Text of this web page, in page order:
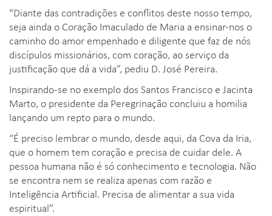
"Diante das contradições e conflitos deste nosso tempo,
seja ainda o Coração Imaculado de Maria a ensinar-nos o
caminho do amor empenhado e diligente que faz de nós
discípulos missionários, com coração, ao serviço da
justificação que dá a vida”, pediu D. José Pereira.
Inspirando-se no exemplo dos Santos Francisco e Jacinta
Marto, o presidente da Peregrinação concluiu a homilia
lançando um repto para o mundo.
“É preciso lembrar o mundo, desde aqui, da Cova da Iria,
que o homem tem coração e precisa de cuidar dele. A
pessoa humana não é só conhecimento e tecnologia. Não
se encontra nem se realiza apenas com razão e
Inteligência Artificial. Precisa de alimentar a sua vida
espiritual”.